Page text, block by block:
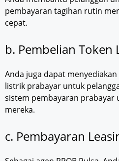
pembayaran tagihan rutin
cepat.
b. Pembelian Token
Anda juga dapat
listrik prabayar untuk
sistem pembayaran prabayar
mereka.
c. Pembayaran